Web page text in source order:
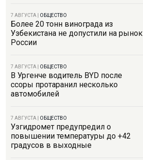
7 АВГУСТА ОБЩЕСТВО
Более 20 тонн винограда из
Узбекистана не допустили на рынок
России
7 АВГУСТА ОБЩЕСТВО
В Ургенче водитель BYD после
ссоры протаранил несколько
автомобилей
7 АВГУСТА ОБЩЕСТВО
Узгидромет предупредил о
повышении температуры до +42
градусов в выходные